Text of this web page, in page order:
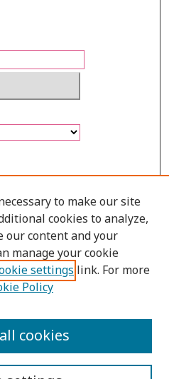
to make our site
cookies to analyze,
our content and your
manage your cookie
settings link. For more
Policy
cookies